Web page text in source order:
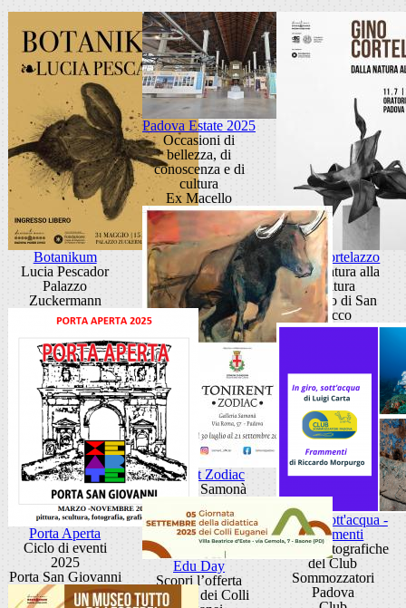
Botanikum
Lucia Pescador
Palazzo
Zuckermann
Padova Estate 2025
Occasioni di
bellezza, di
conoscenza e di
cultura
Ex Macello
Gino Cortelazzo
Dalla natura alla
scultura
Oratorio di San
Rocco
Tonirent Zodiac
Galleria Samonà
Porta Aperta
Ciclo di eventi
2025
Porta San Giovanni
In giro, sott'acqua -
Frammenti
Mostre fotografiche
del Club
Sommozzatori
Padova
Edu Day
Scopri l’offerta
didattica dei Colli